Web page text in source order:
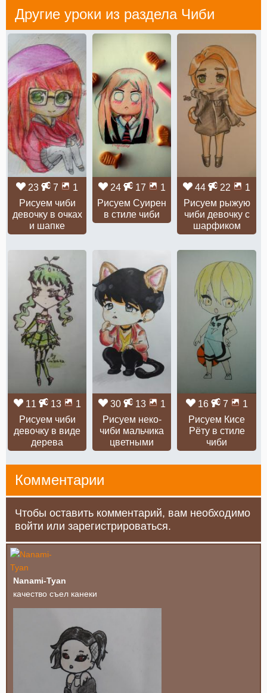
Другие уроки из раздела Чиби
23 7
1
Рисуем чиби
девочку в очках
и шапке
24 17
1
Рисуем Суирен
в стиле чиби
44 22
1
Рисуем рыжую
чиби девочку с
шарфиком
11 13
1
Рисуем чиби
девочку в виде
дерева
30 13
1
Рисуем неко-
чиби мальчика
цветными
16 7
1
Рисуем Кисе
Рёту в стиле
чиби
Комментарии
Чтобы оставить комментарий, вам необходимо
войти или зарегистрироваться.
Nanami-Tyan
качество съел канеки